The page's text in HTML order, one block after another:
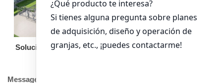
Solución llave en mano Otro equipo
Message